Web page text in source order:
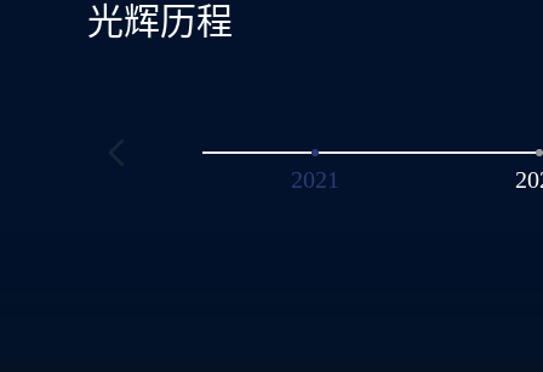
光辉历程
2021